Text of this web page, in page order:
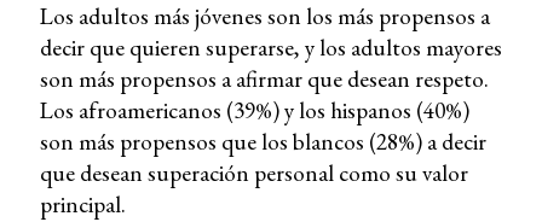
Los adultos más jóvenes son los más propensos a
decir que quieren superarse, y los adultos mayores
son más propensos a afirmar que desean respeto.
Los afroamericanos (39%) y los hispanos (40%)
son más propensos que los blancos (28%) a decir
que desean superación personal como su valor
principal.